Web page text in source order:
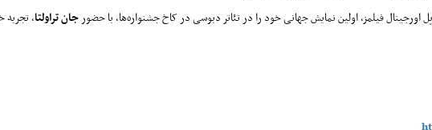
فیلمز، اولین نمایش جهانی خود را در تئاتر دبوسی در کاخ جشنواره‌ها، با حضور جان تراولتا، تجربه